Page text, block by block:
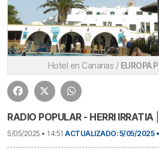
Hotel en Canarias / EUROPA
RADIO POPULAR - HERRI IRRATIA|
5/05/2025 • 14:51 ACTUALIZADO: 5/05/2025